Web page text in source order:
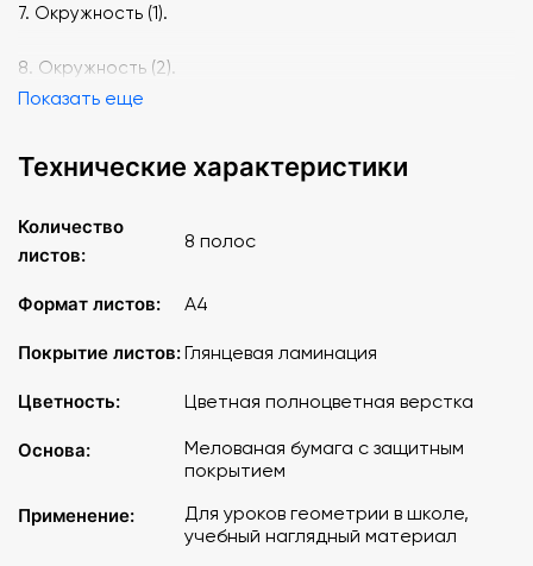
7. Окружность (1).
8. Окружность (2).
Показать еще
Технические характеристики
Количество
листов:
8 полос
Формат листов: A4
Покрытие листов:Глянцевая ламинация
Цветность: Цветная полноцветная верстка
Основа:
Мелованая бумага с защитным
покрытием
Применение:
Для уроков геометрии в школе,
учебный наглядный материал